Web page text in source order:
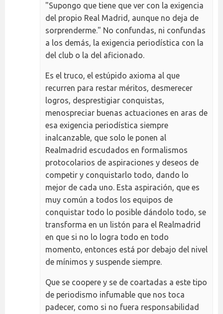
"Supongo que tiene que ver con la exigencia
del propio Real Madrid, aunque no deja de
sorprenderme." No confundas, ni confundas
a los demás, la exigencia periodística con la
del club o la del aficionado.
Es el truco, el estúpido axioma al que
recurren para restar méritos, desmerecer
logros, desprestigiar conquistas,
menospreciar buenas actuaciones en aras de
esa exigencia periodística siempre
inalcanzable, que solo le ponen al
Realmadrid escudados en formalismos
protocolarios de aspiraciones y deseos de
competir y conquistarlo todo, dando lo
mejor de cada uno. Esta aspiración, que es
muy común a todos los equipos de
conquistar todo lo posible dándolo todo, se
transforma en un listón para el Realmadrid
en que si no lo logra todo en todo
momento, entonces está por debajo del nivel
de mínimos y suspende siempre.
Que se coopere y se de coartadas a este tipo
de periodismo infumable que nos toca
padecer, como si no fuera responsabilidad